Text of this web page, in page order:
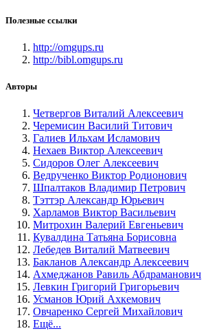
Полезные ссылки
http://omgups.ru
http://bibl.omgups.ru
Авторы
Четвергов Виталий Алексеевич
Черемисин Василий Титович
Галиев Ильхам Исламович
Нехаев Виктор Алексеевич
Сидоров Олег Алексеевич
Ведрученко Виктор Родионович
Шпалтаков Владимир Петрович
Тэттэр Александр Юрьевич
Харламов Виктор Васильевич
Митрохин Валерий Евгеньевич
Кувалдина Татьяна Борисовна
Лебедев Виталий Матвеевич
Бакланов Александр Алексеевич
Ахмеджанов Равиль Абдраманович
Левкин Григорий Григорьевич
Усманов Юрий Ахкемович
Овчаренко Сергей Михайлович
Ещё...